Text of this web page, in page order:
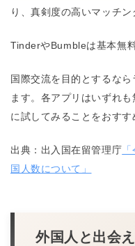
り、真剣度の高いマッチン
TinderやBumbleは基本無
国際交流を目的とするな
ます。各アプリはいずれ
に試してみることをおすす
出典：出入国在留管理庁
国人数について」
外国人と出会